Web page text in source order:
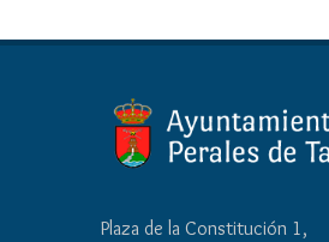
Plaza de la Constitución 1,